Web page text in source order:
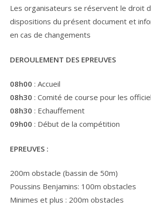
Les organisateurs se réservent le droit
dispositions du présent document et
en cas de changements
DEROULEMENT DES EPREUVES
08h00 : Accueil
08h30 : Comité de course pour les
08h30 : Echauffement
09h00 : Début de la compétition
EPREUVES :
200m obstacle (bassin de 50m)
Poussins Benjamins: 100m obstacles
Minimes et plus : 200m obstacles